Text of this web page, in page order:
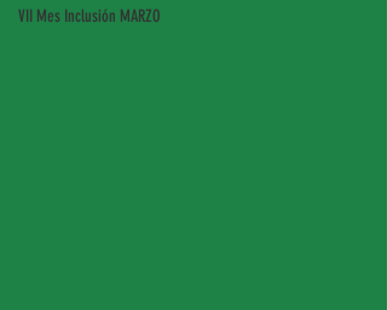
VII Mes Inclusión MARZO